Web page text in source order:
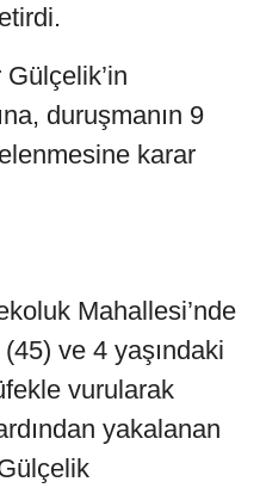
duruşmanın 9
karar
Mahallesi’nde
ve 4 yaşındaki
vurularak
yakalanan